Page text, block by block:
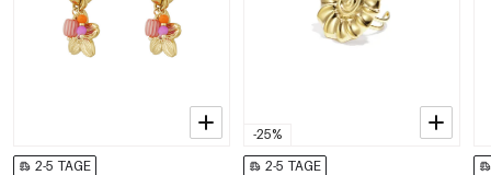
2-5 TAGE
-25%
2-5 TAGE